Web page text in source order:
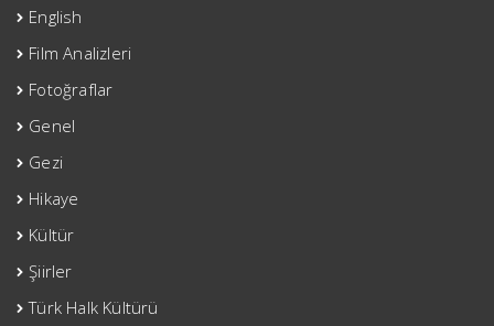
English
Film Analizleri
Fotoğraflar
Genel
Gezi
Hikaye
Kültür
Şiirler
Türk Halk Kültürü